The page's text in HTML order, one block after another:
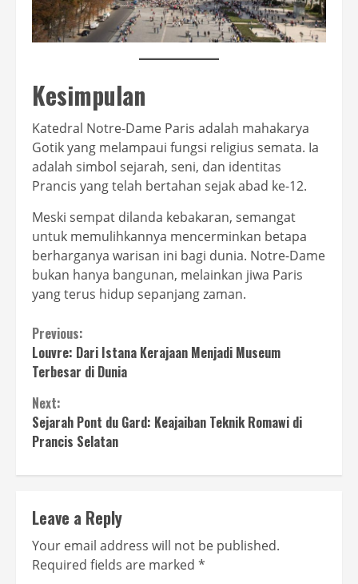
Kesimpulan
Katedral Notre-Dame Paris adalah mahakarya
Gotik yang melampaui fungsi religius semata. Ia
adalah simbol sejarah, seni, dan identitas
Prancis yang telah bertahan sejak abad ke-12.
Meski sempat dilanda kebakaran, semangat
untuk memulihkannya mencerminkan betapa
berharganya warisan ini bagi dunia. Notre-Dame
bukan hanya bangunan, melainkan jiwa Paris
yang terus hidup sepanjang zaman.
Continue
Reading
Previous:
Louvre: Dari Istana Kerajaan Menjadi Museum
Terbesar di Dunia
Next:
Sejarah Pont du Gard: Keajaiban Teknik Romawi di
Prancis Selatan
Leave a Reply
Your email address will not be published.
Required fields are marked *